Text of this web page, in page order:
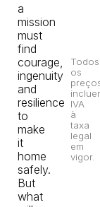
a
mission
must
find
courage,
ingenuity
and
resilience
to
make
it
home
safely.
But
what
Todos
os
IVA
à
taxa
legal
em
vigor.